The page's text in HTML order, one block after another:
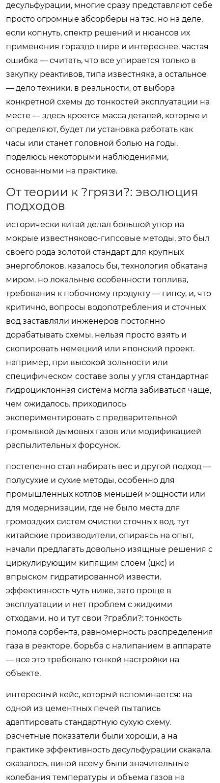
десульфурации, многие сразу представляют себе
просто огромные абсорберы на тэс. но на деле,
если копнуть, спектр решений и нюансов их
применения гораздо шире и интереснее. частая
ошибка — считать, что все упирается только в
закупку реактивов, типа известняка, а остальное
— дело техники. в реальности, от выбора
конкретной схемы до тонкостей эксплуатации на
месте — здесь кроется масса деталей, которые и
определяют, будет ли установка работать как
часы или станет головной болью на годы.
поделюсь некоторыми наблюдениями,
основанными на практике.
От теории к ?грязи?: эволюция
подходов
исторически китай делал большой упор на
мокрые известняково-гипсовые методы, это был
своего рода золотой стандарт для крупных
энергоблоков. казалось бы, технология обкатана
миром. но локальные особенности топлива,
требования к побочному продукту — гипсу, и, что
критично, вопросы водопотребления и сточных
вод заставляли инженеров постоянно
дорабатывать схемы. нельзя просто взять и
скопировать немецкий или японский проект.
например, при высокой зольности или
специфическом составе золы у угля стандартная
гидроциклонная система могла забиваться чаще,
чем ожидалось. приходилось
экспериментировать с предварительной
промывкой дымовых газов или модификацией
распылительных форсунок.
постепенно стал набирать вес и другой подход —
полусухие и сухие методы, особенно для
промышленных котлов меньшей мощности или
для модернизации, где не было места для
громоздких систем очистки сточных вод. тут
китайские производители, опираясь на опыт,
начали предлагать довольно изящные решения с
циркулирующим кипящим слоем (цкс) и
впрыском гидратированной извести.
эффективность чуть ниже, зато проще в
эксплуатации и нет проблем с жидкими
отходами. но и тут свои ?грабли?: тонкость
помола сорбента, равномерность распределения
газа в реакторе, борьба с налипанием в аппарате
— все это требовало тонкой настройки на
объекте.
интересный кейс, который вспоминается: на
одной из цементных печей пытались
адаптировать стандартную сухую схему.
расчетные показатели были хороши, а на
практике эффективность десульфурации скакала.
оказалось, виной всему были значительные
колебания температуры и объема газов на